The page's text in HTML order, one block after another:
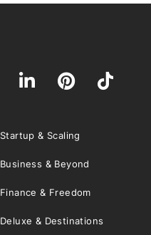
Startup & Scaling
Business & Beyond
Finance & Freedom
Deluxe & Destinations